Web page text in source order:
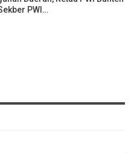
PWI…